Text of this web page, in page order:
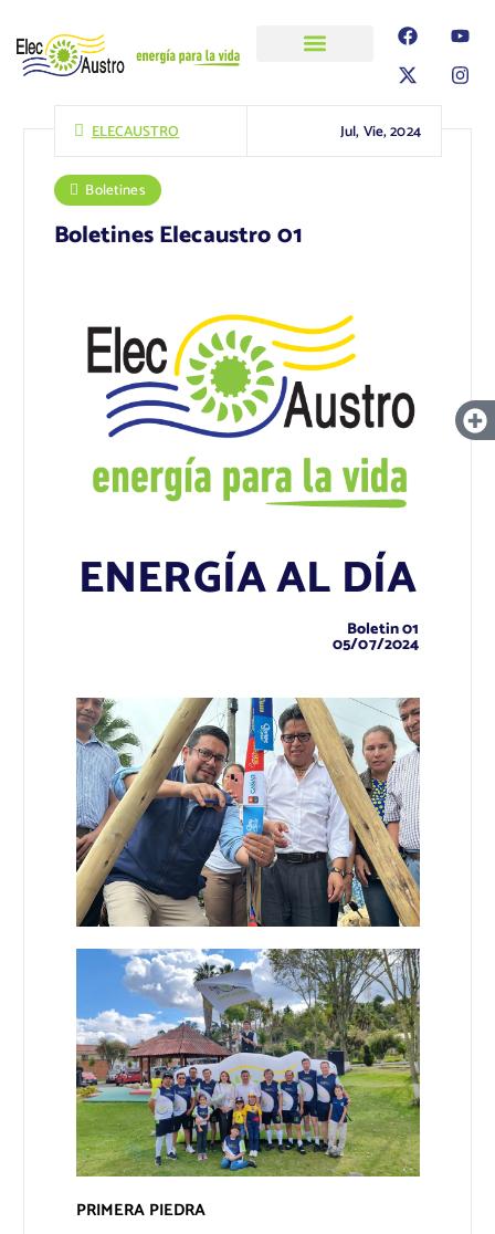
ELECAUSTRO Jul, Vie, 2024
Boletines
Boletines Elecaustro 01
ENERGÍA AL DÍA
Boletin 01
05/07/2024
PRIMERA PIEDRA